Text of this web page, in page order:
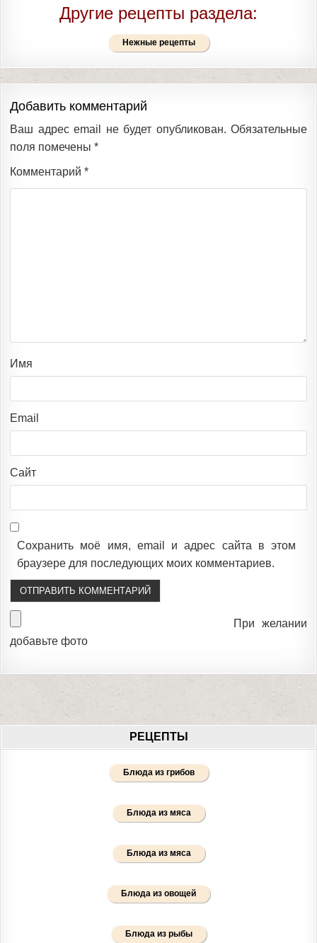
Другие рецепты раздела:
Нежные рецепты
Добавить комментарий
Ваш адрес email не будет опубликован. Обязательные
поля помечены *
Комментарий *
Имя
Email
Сайт
Сохранить моё имя, email и адрес сайта в этом
браузере для последующих моих комментариев.
При желании
добавьте фото
РЕЦЕПТЫ
Блюда из грибов
Блюда из мяса
Блюда из мяса
Блюда из овощей
Блюда из рыбы